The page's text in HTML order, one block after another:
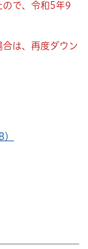
で、令和5年9
、再度ダウン